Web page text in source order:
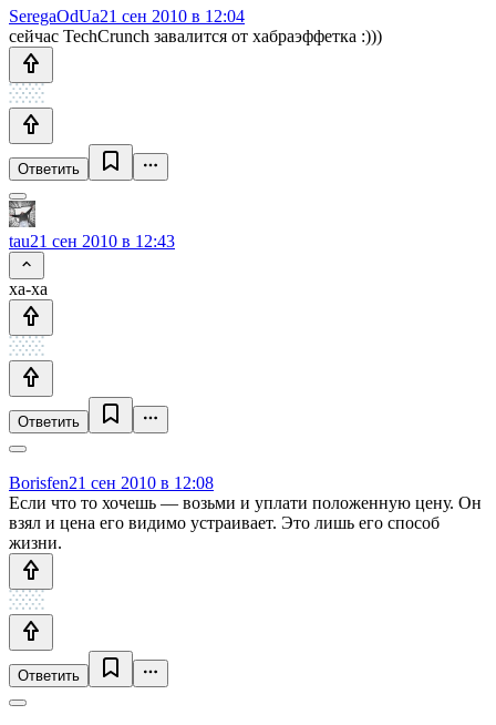
SeregaOdUa21 сен 2010 в 12:04
сейчас TechCrunch завалится от хабраэффетка :)))
Ответить
tau21 сен 2010 в 12:43
ха-ха
Ответить
Borisfen21 сен 2010 в 12:08
Если что то хочешь — возьми и уплати положенную цену. Он
взял и цена его видимо устраивает. Это лишь его способ
жизни.
Ответить